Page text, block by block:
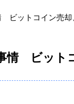
ビットコイン売却
情 ビット